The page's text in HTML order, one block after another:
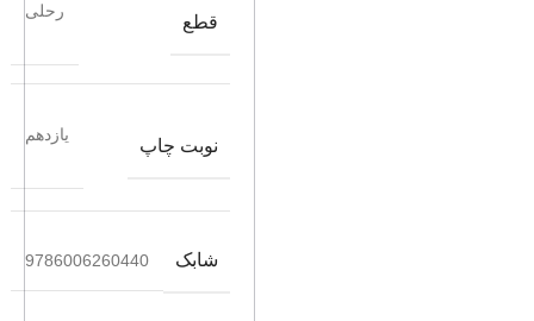
قطع
رحلی
نوبت چاپ
یازدهم
شابک 9786006260440